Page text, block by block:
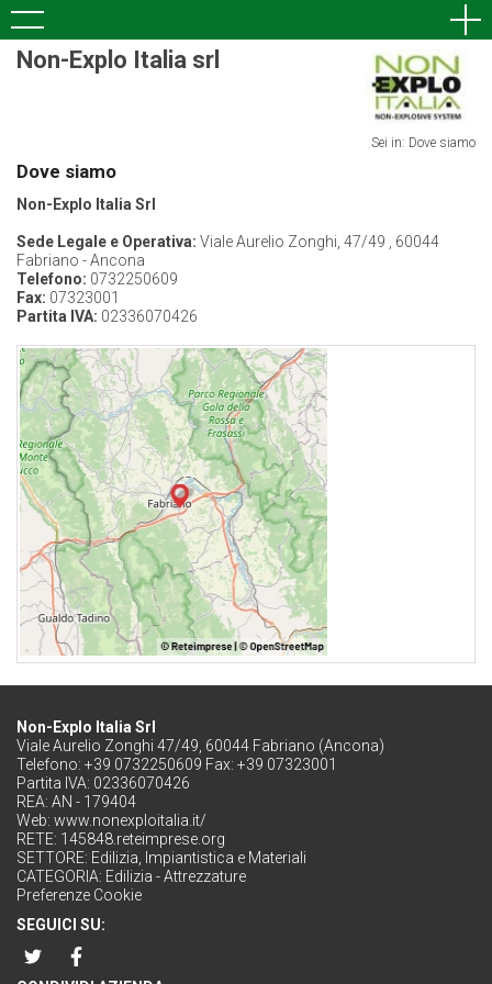
Non-Explo Italia srl
Sei in: Dove siamo
Dove siamo
Non-Explo Italia Srl
Sede Legale e Operativa: Viale Aurelio Zonghi, 47/49 , 60044
Fabriano - Ancona
Telefono: 0732250609
Fax: 07323001
Partita IVA: 02336070426
Non-Explo Italia Srl
Viale Aurelio Zonghi 47/49, 60044 Fabriano (Ancona)
Telefono: +39 0732250609 Fax: +39 07323001
Partita IVA: 02336070426
REA: AN - 179404
Web: www.nonexploitalia.it/
RETE: 145848.reteimprese.org
SETTORE: Edilizia, Impiantistica e Materiali
CATEGORIA: Edilizia - Attrezzature
Preferenze Cookie
SEGUICI SU: